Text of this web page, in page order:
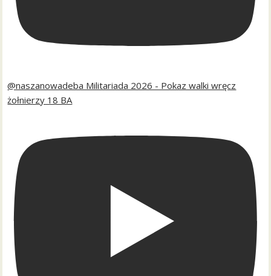
@naszanowadeba Militariada 2026 - Pokaz walki wręcz
żołnierzy 18 BA